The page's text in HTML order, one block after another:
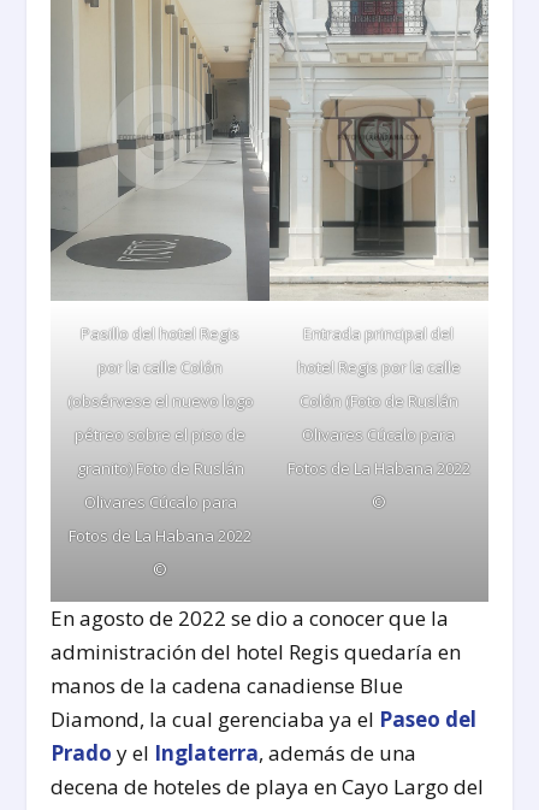
Pasillo del hotel Regis
por la calle Colón
(obsérvese el nuevo logo
pétreo sobre el piso de
granito) Foto de Ruslán
Olivares Cúcalo para
Fotos de La Habana 2022
©
Entrada principal del
hotel Regis por la calle
Colón (Foto de Ruslán
Olivares Cúcalo para
Fotos de La Habana 2022
©
En agosto de 2022 se dio a conocer que la
administración del hotel Regis quedaría en
manos de la cadena canadiense Blue
Diamond, la cual gerenciaba ya el Paseo del
Prado y el Inglaterra, además de una
decena de hoteles de playa en Cayo Largo del